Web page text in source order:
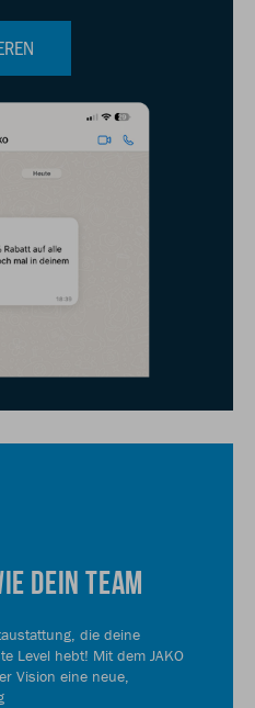
DEIN TEAM
die deine
Level hebt! Mit dem JAKO
Vision eine neue,